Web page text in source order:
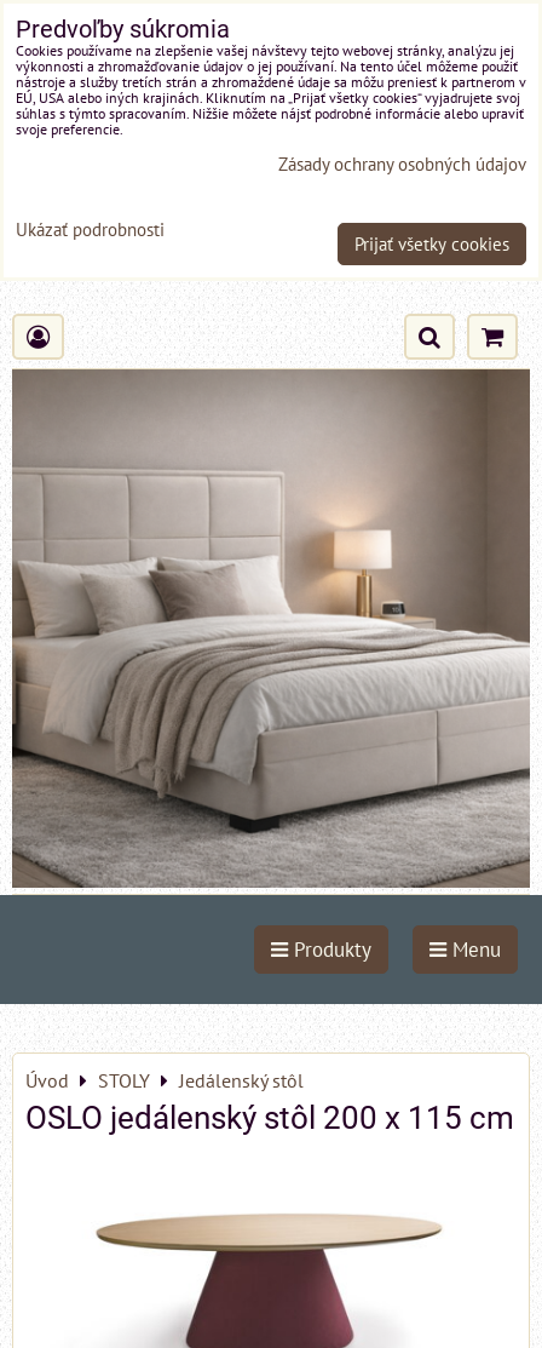
Produkty Menu
Úvod STOLY Jedálenský stôl
OSLO jedálenský stôl 200 x 115 cm
Predvoľby súkromia
Cookies používame na zlepšenie vašej návštevy tejto webovej stránky, analýzu jej
výkonnosti a zhromažďovanie údajov o jej používaní. Na tento účel môžeme použiť
nástroje a služby tretích strán a zhromaždené údaje sa môžu preniesť k partnerom v
EÚ, USA alebo iných krajinách. Kliknutím na „Prijať všetky cookies“ vyjadrujete svoj
súhlas s týmto spracovaním. Nižšie môžete nájsť podrobné informácie alebo upraviť
svoje preferencie.
Zásady ochrany osobných údajov
Ukázať podrobnosti
Prijať všetky cookies